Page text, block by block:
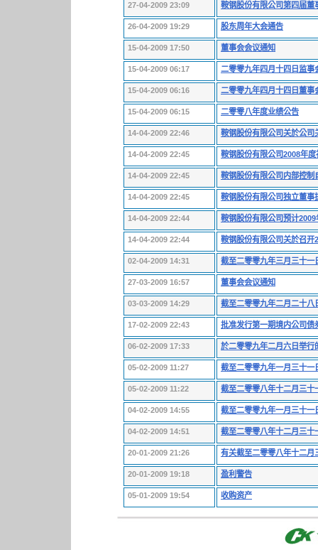
27-04-2009 23:09 鞍钢股份有限公司第四届董
26-04-2009 19:29 股东周年大会通告
15-04-2009 17:50 董事会会议通知
15-04-2009 06:17 二零零九年四月十四日监事
15-04-2009 06:16 二零零九年四月十四日董事
15-04-2009 06:15 二零零八年度业绩公告
14-04-2009 22:46 鞍钢股份有限公司关於公司
14-04-2009 22:45 鞍钢股份有限公司2008年
14-04-2009 22:45 鞍钢股份有限公司内部控制
14-04-2009 22:45 鞍钢股份有限公司独立董事
14-04-2009 22:44 鞍钢股份有限公司预计
14-04-2009 22:44 鞍钢股份有限公司关於召开
02-04-2009 14:31 截至二零零九年三月三十一
27-03-2009 16:57 董事会会议通知
03-03-2009 14:29 截至二零零九年二月二十八
17-02-2009 22:43 批准发行第一期境内公司债
06-02-2009 17:33 於二零零九年二月六日举行
05-02-2009 11:27 截至二零零九年一月三十一
05-02-2009 11:22 截至二零零八年十二月三十
04-02-2009 14:55 截至二零零九年一月三十一
04-02-2009 14:51 截至二零零八年十二月三十
20-01-2009 21:26 有关截至二零零八年十二月
20-01-2009 19:18 盈利警告
05-01-2009 19:54 收购资产